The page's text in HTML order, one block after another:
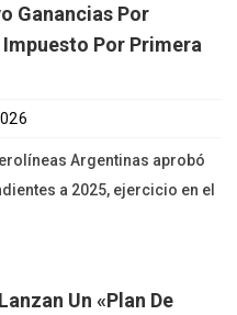
Ganancias Por
Por Primera
Argentinas aprobó
a 2025, ejercicio en el
Un «plan De